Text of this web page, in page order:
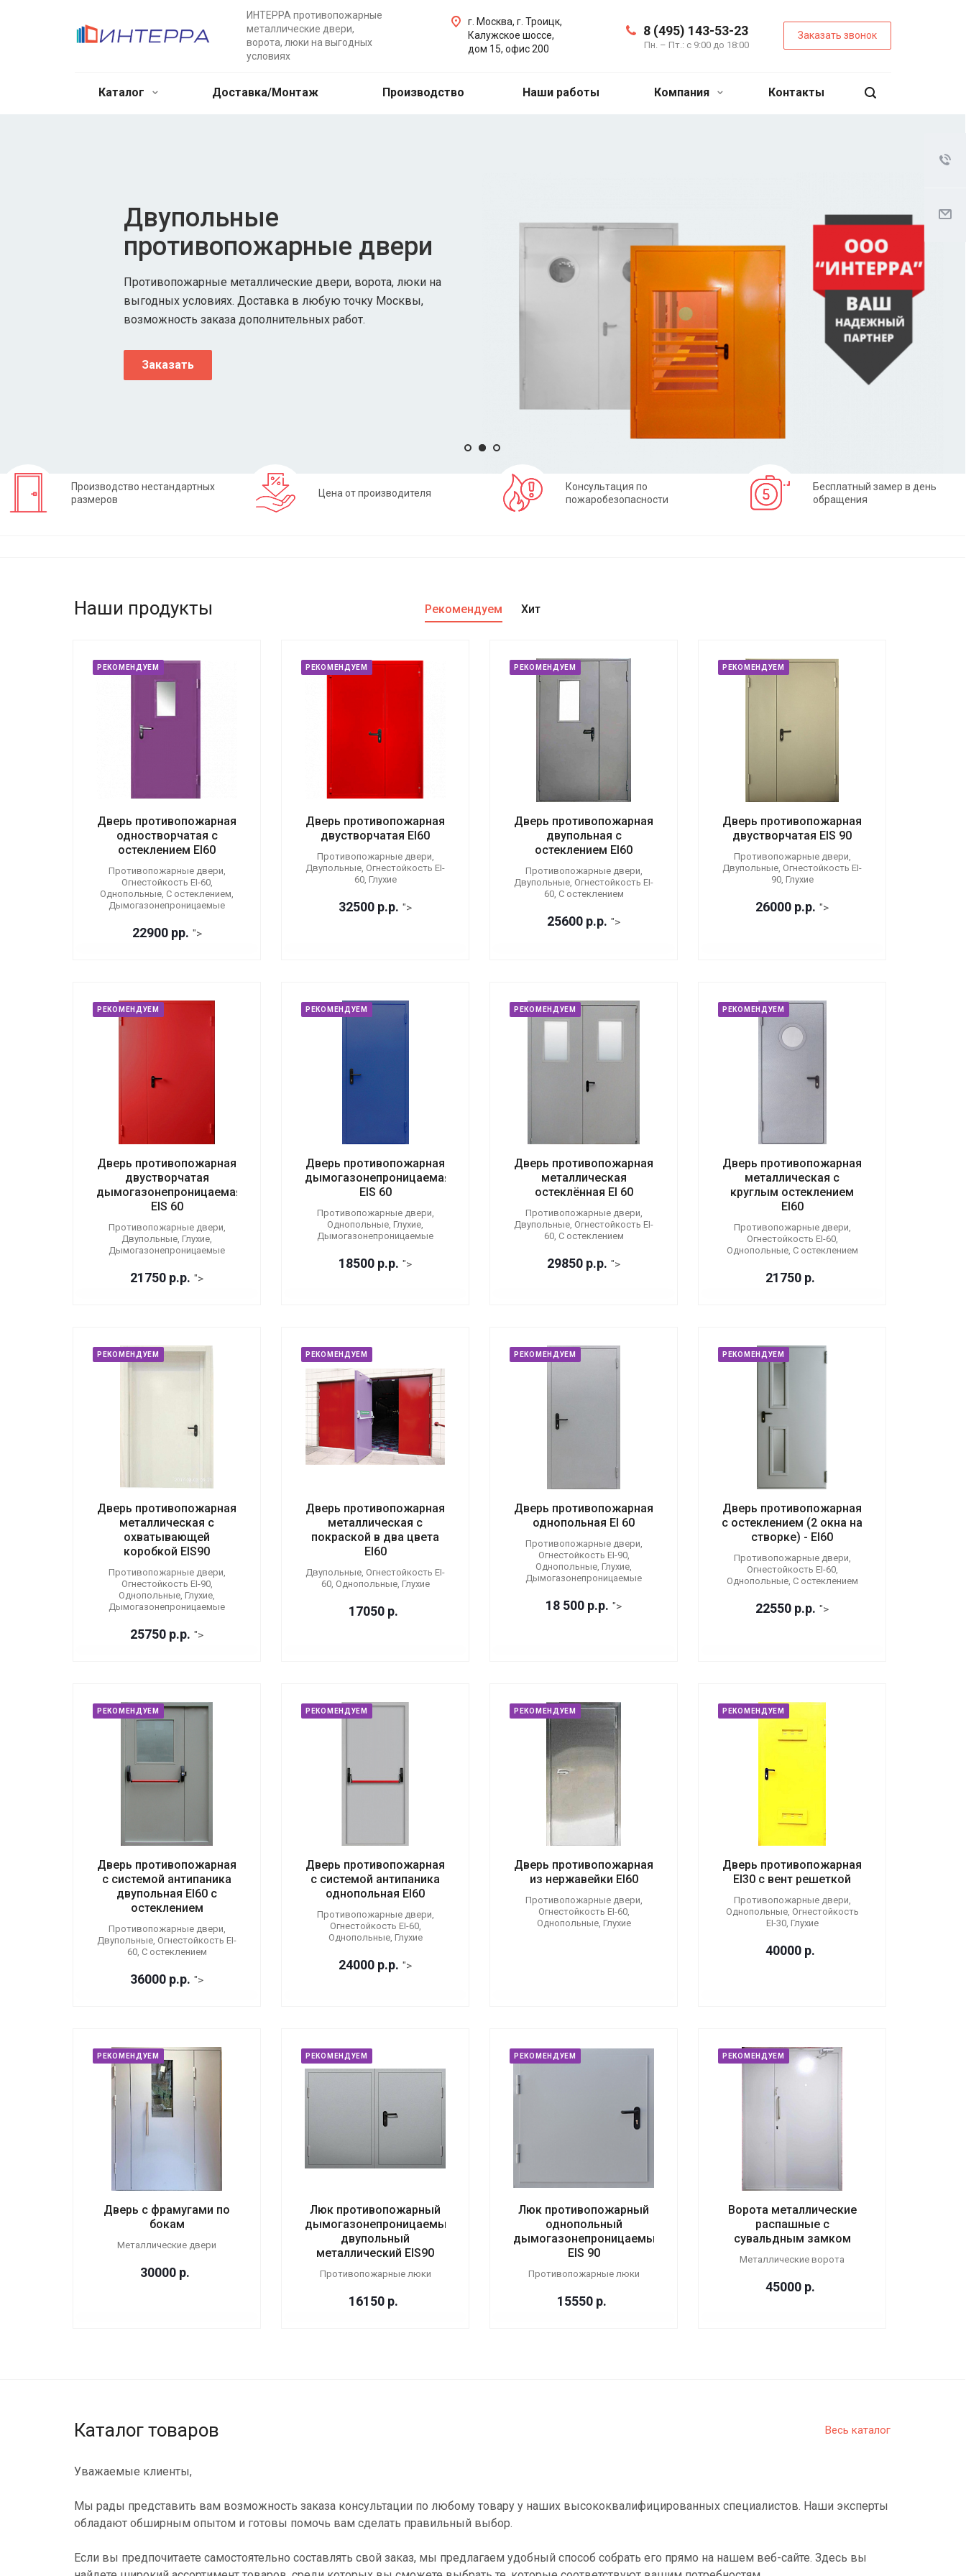
ИНТЕРРА противопожарные
металлические двери,
ворота, люки на выгодных
условиях
8 (495) 143-53-23
Пн. – Пт.: с 9:00 до 18:00
Заказать звонок
г. Москва, г. Троицк,
Калужское шоссе,
дом 15, офис 200
Каталог Доставка/Монтаж Производство Наши работы Компания Контакты
Двупольные
противопожарные двери
Противопожарные металлические двери, ворота, люки на
выгодных условиях. Доставка в любую точку Москвы,
возможность заказа дополнительных работ.
Заказать
Производство нестандартных
размеров
Цена от производителя
Консультация по
пожаробезопасности
Бесплатный замер в день
обращения
Наши продукты Рекомендуем Хит
РЕКОМЕНДУЕМ
Дверь противопожарная
одностворчатая с
остеклением EI60
Противопожарные двери,
Огнестойкость EI-60,
Однопольные, С остеклением,
Дымогазонепроницаемые
22900 рр. ">
РЕКОМЕНДУЕМ
Дверь противопожарная
двустворчатая EI60
Противопожарные двери,
Двупольные, Огнестойкость EI-
60, Глухие
32500 р.р. ">
РЕКОМЕНДУЕМ
Дверь противопожарная
двупольная с
остеклением EI60
Противопожарные двери,
Двупольные, Огнестойкость EI-
60, С остеклением
25600 р.р. ">
РЕКОМЕНДУЕМ
Дверь противопожарная
двустворчатая EIS 90
Противопожарные двери,
Двупольные, Огнестойкость EI-
90, Глухие
26000 р.р. ">
РЕКОМЕНДУЕМ
Дверь противопожарная
двустворчатая
дымогазонепроницаемая
EIS 60
Противопожарные двери,
Двупольные, Глухие,
Дымогазонепроницаемые
21750 р.р. ">
РЕКОМЕНДУЕМ
Дверь противопожарная
дымогазонепроницаемая
EIS 60
Противопожарные двери,
Однопольные, Глухие,
Дымогазонепроницаемые
18500 р.р. ">
РЕКОМЕНДУЕМ
Дверь противопожарная
металлическая
остеклённая EI 60
Противопожарные двери,
Двупольные, Огнестойкость EI-
60, С остеклением
29850 р.р. ">
РЕКОМЕНДУЕМ
Дверь противопожарная
металлическая с
круглым остеклением
EI60
Противопожарные двери,
Огнестойкость EI-60,
Однопольные, С остеклением
21750 р.
РЕКОМЕНДУЕМ
Дверь противопожарная
металлическая с
охватывающей
коробкой EIS90
Противопожарные двери,
Огнестойкость EI-90,
Однопольные, Глухие,
Дымогазонепроницаемые
25750 р.р. ">
РЕКОМЕНДУЕМ
Дверь противопожарная
металлическая с
покраской в два цвета
EI60
Двупольные, Огнестойкость EI-
60, Однопольные, Глухие
17050 р.
РЕКОМЕНДУЕМ
Дверь противопожарная
однопольная EI 60
Противопожарные двери,
Огнестойкость EI-90,
Однопольные, Глухие,
Дымогазонепроницаемые
18 500 р.р. ">
РЕКОМЕНДУЕМ
Дверь противопожарная
с остеклением (2 окна на
створке) - EI60
Противопожарные двери,
Огнестойкость EI-60,
Однопольные, С остеклением
22550 р.р. ">
РЕКОМЕНДУЕМ
Дверь противопожарная
с системой антипаника
двупольная EI60 с
остеклением
Противопожарные двери,
Двупольные, Огнестойкость EI-
60, С остеклением
36000 р.р. ">
РЕКОМЕНДУЕМ
Дверь противопожарная
с системой антипаника
однопольная EI60
Противопожарные двери,
Огнестойкость EI-60,
Однопольные, Глухие
24000 р.р. ">
РЕКОМЕНДУЕМ
Дверь противопожарная
из нержавейки EI60
Противопожарные двери,
Огнестойкость EI-60,
Однопольные, Глухие
РЕКОМЕНДУЕМ
Дверь противопожарная
EI30 с вент решеткой
Противопожарные двери,
Однопольные, Огнестойкость
EI-30, Глухие
40000 р.
РЕКОМЕНДУЕМ
Дверь с фрамугами по
бокам
Металлические двери
30000 р.
РЕКОМЕНДУЕМ
Люк противопожарный
дымогазонепроницаемый
двупольный
металлический EIS90
Противопожарные люки
16150 р.
РЕКОМЕНДУЕМ
Люк противопожарный
однопольный
дымогазонепроницаемый
EIS 90
Противопожарные люки
15550 р.
РЕКОМЕНДУЕМ
Ворота металлические
распашные с
сувальдным замком
Металлические ворота
45000 р.
Весь каталог
Каталог товаров
Уважаемые клиенты,
Мы рады представить вам возможность заказа консультации по любому товару у наших высококвалифицированных специалистов. Наши эксперты
обладают обширным опытом и готовы помочь вам сделать правильный выбор.
Если вы предпочитаете самостоятельно составлять свой заказ, мы предлагаем удобный способ собрать его прямо на нашем веб-сайте. Здесь вы